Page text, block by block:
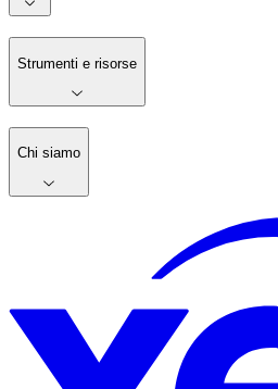
Strumenti e risorse
Chi siamo